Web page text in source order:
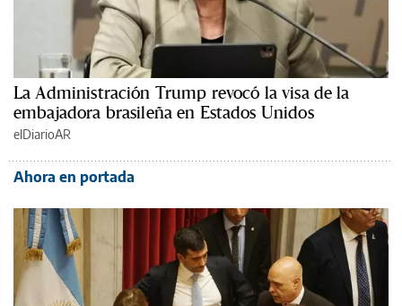
La Administración Trump revocó la visa de la
embajadora brasileña en Estados Unidos
elDiarioAR
Ahora en portada